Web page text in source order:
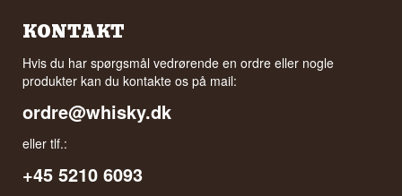
KONTAKT
Hvis du har spørgsmål vedrørende en ordre eller nogle
produkter kan du kontakte os på mail:
ordre@whisky.dk
eller tlf.:
+45 5210 6093